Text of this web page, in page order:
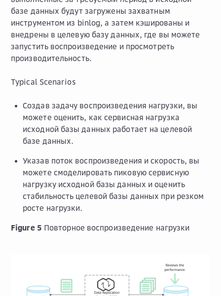
базе данных будут загружены захватным
инструментом из binlog, а затем кэшированы и
внедрены в целевую базу данных, где вы можете
запустить воспроизведение и просмотреть
производительность.
Typical Scenarios
Создав задачу воспроизведения нагрузки, вы
можете оценить, как сервисная нагрузка
исходной базы данных работает на целевой
базе данных.
Указав поток воспроизведения и скорость, вы
можете смоделировать пиковую сервисную
нагрузку исходной базы данных и оценить
стабильность целевой базы данных при резком
росте нагрузки.
Figure 5 Повторное воспроизведение нагрузки